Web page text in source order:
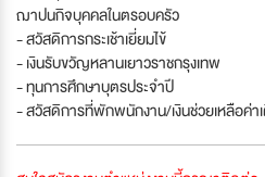
ฌาปนกิจบุคคลในตรอบครัว
- สวัสดิการกระเช้าเยี่ยมไข้
- เงินรับขวัญหลานเยาวราชกรุงเทพ
- ทุนการศึกษาบุตรประจำปี
- สวัสดิการที่พักพนักงาน/เงินช่วยเหลือค่า